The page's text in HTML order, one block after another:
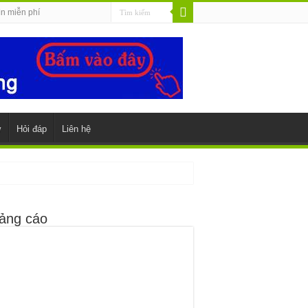
miễn phí
Hỏi đáp Liên hệ
cáo